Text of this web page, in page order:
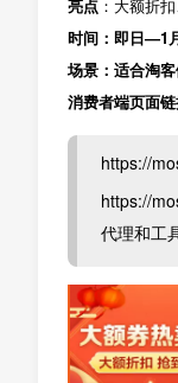
亮点 ：大额折
时间：即日—1
场景：适合淘
消费者端页面链
https://
https://
代理和工